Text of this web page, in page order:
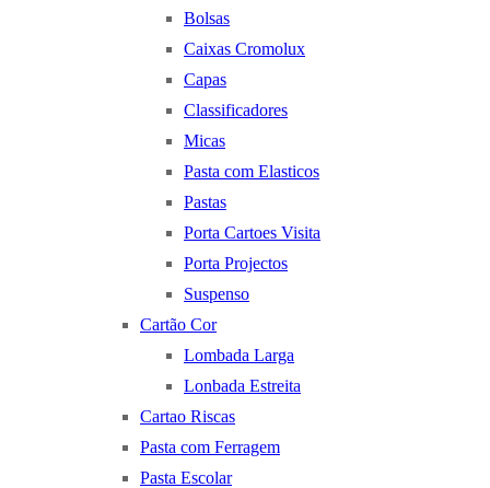
Bolsas
Caixas Cromolux
Capas
Classificadores
Micas
Pasta com Elasticos
Pastas
Porta Cartoes Visita
Porta Projectos
Suspenso
Cartão Cor
Lombada Larga
Lonbada Estreita
Cartao Riscas
Pasta com Ferragem
Pasta Escolar